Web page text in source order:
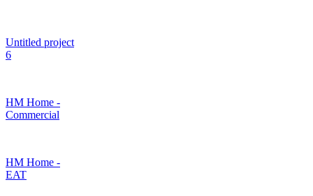
Untitled project
6
HM Home -
Commercial
HM Home -
EAT